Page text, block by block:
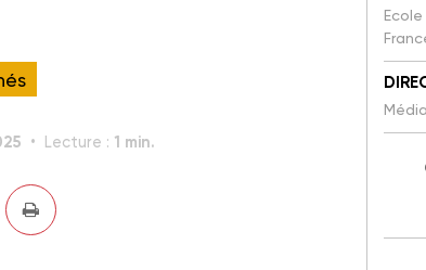
Lecture : 1 min.